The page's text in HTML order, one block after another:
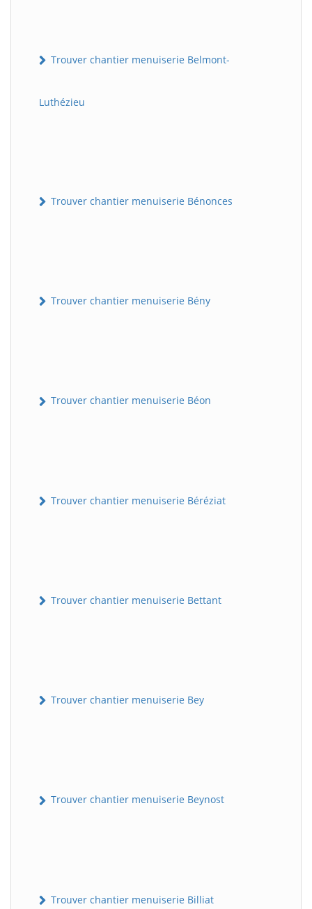
Trouver chantier menuiserie Belmont-
Luthézieu
Trouver chantier menuiserie Bénonces
Trouver chantier menuiserie Bény
Trouver chantier menuiserie Béon
Trouver chantier menuiserie Béréziat
Trouver chantier menuiserie Bettant
Trouver chantier menuiserie Bey
Trouver chantier menuiserie Beynost
Trouver chantier menuiserie Billiat